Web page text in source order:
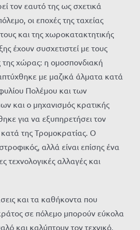
τον εαυτό της ως σχετικά
οι εποχές της ταχείας
και της χωροκατακτητικής
έχουν συσχετιστεί με τους
της χώρας: η ομοσπονδιακή
με μαζικά άλματα κατά
Πολέμου και των
και ο μηχανισμός κρατικής
για να εξυπηρετήσει τον
της Τρομοκρατίας. Ο
αλλά είναι επίσης ένα
τεχνολογικές αλλαγές και
και τα καθήκοντα που
σε πόλεμο μπορούν εύκολα
και καλύπτουν τον τεχνικό,